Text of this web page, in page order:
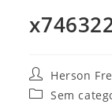
Autor
do
post:
Herson
Categoria
Sem